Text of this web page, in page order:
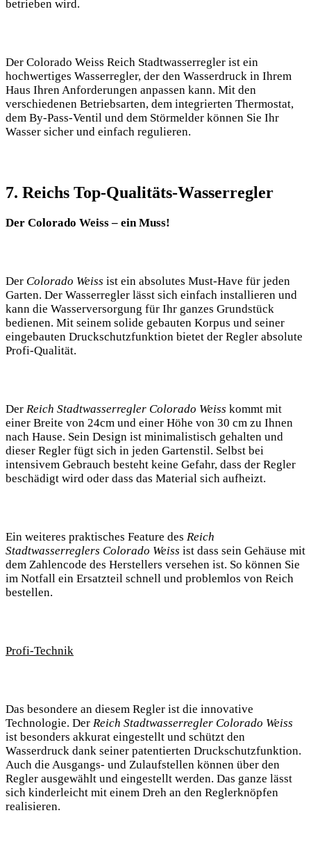
betrieben wird.
Der Colorado Weiss Reich Stadtwasserregler ist ein
hochwertiges Wasserregler, der den Wasserdruck in Ihrem
Haus Ihren Anforderungen anpassen kann. Mit den
verschiedenen Betriebsarten, dem integrierten Thermostat,
dem By-Pass-Ventil und dem Störmelder können Sie Ihr
Wasser sicher und einfach regulieren.
7. Reichs Top-Qualitäts-Wasserregler
Der Colorado Weiss – ein Muss!
Der Colorado Weiss ist ein absolutes Must-Have für jeden
Garten. Der Wasserregler lässt sich einfach installieren und
kann die Wasserversorgung für Ihr ganzes Grundstück
bedienen. Mit seinem solide gebauten Korpus und seiner
eingebauten Druckschutzfunktion bietet der Regler absolute
Profi-Qualität.
Der Reich Stadtwasserregler Colorado Weiss kommt mit
einer Breite von 24cm und einer Höhe von 30 cm zu Ihnen
nach Hause. Sein Design ist minimalistisch gehalten und
dieser Regler fügt sich in jeden Gartenstil. Selbst bei
intensivem Gebrauch besteht keine Gefahr, dass der Regler
beschädigt wird oder dass das Material sich aufheizt.
Ein weiteres praktisches Feature des Reich
Stadtwasserreglers Colorado Weiss ist dass sein Gehäuse mit
dem Zahlencode des Herstellers versehen ist. So können Sie
im Notfall ein Ersatzteil schnell und problemlos von Reich
bestellen.
Profi-Technik
Das besondere an diesem Regler ist die innovative
Technologie. Der Reich Stadtwasserregler Colorado Weiss
ist besonders akkurat eingestellt und schützt den
Wasserdruck dank seiner patentierten Druckschutzfunktion.
Auch die Ausgangs- und Zulaufstellen können über den
Regler ausgewählt und eingestellt werden. Das ganze lässt
sich kinderleicht mit einem Dreh an den Reglerknöpfen
realisieren.